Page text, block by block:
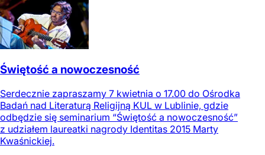
Świętość a nowoczesność
Serdecznie zapraszamy 7 kwietnia o 17.00 do Ośrodka
Badań nad Literaturą Religijną KUL w Lublinie, gdzie
odbędzie się seminarium “Świętość a nowoczesność”
z udziałem laureatki nagrody Identitas 2015 Marty
Kwaśnickiej.